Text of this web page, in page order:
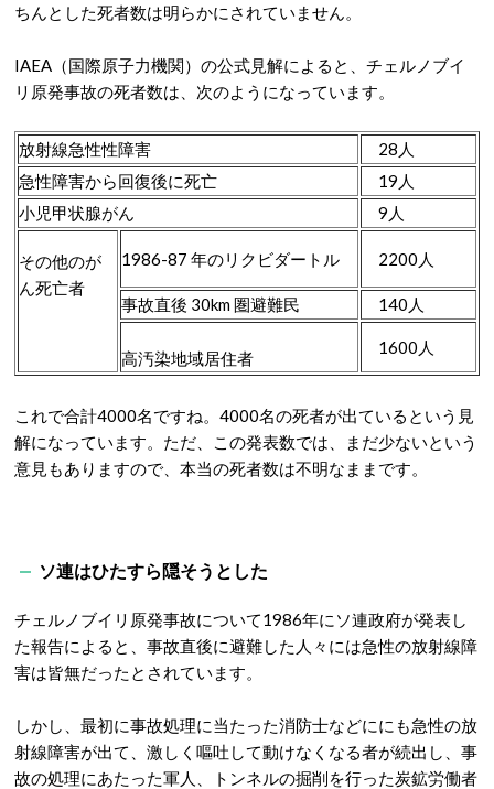
ちんとした死者数は明らかにされていません。
IAEA（国際原子力機関）の公式見解によると、チェルノブイ
リ原発事故の死者数は、次のようになっています。
放射線急性性障害
28人
急性障害から回復後に死亡
19人
小児甲状腺がん
9人
その他のが
ん死亡者
1986-87 年のリクビダートル 2200人
事故直後 30km 圏避難民 140人
高汚染地域居住者
1600人
これで合計4000名ですね。4000名の死者が出ているという見
解になっています。ただ、この発表数では、まだ少ないという
意見もありますので、本当の死者数は不明なままです。
ソ連はひたすら隠そうとした
チェルノブイリ原発事故について1986年にソ連政府が発表し
た報告によると、事故直後に避難した人々には急性の放射線障
害は皆無だったとされています。
しかし、最初に事故処理に当たった消防士などににも急性の放
射線障害が出て、激しく嘔吐して動けなくなる者が続出し、事
故の処理にあたった軍人、トンネルの掘削を行った炭鉱労働者